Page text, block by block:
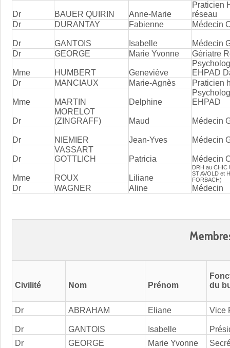
Dr BAUER QUIRIN Anne-Marie
Praticien
réseau
Dr
DURANTAY Fabienne Médecin
Dr GANTOIS Isabelle
Médecin
Dr
GEORGE Marie Yvonne Gériatre
Mme HUMBERT Geneviève
EHPAD
Dr
MANCIAUX Marie-Agnès Praticien
Mme MARTIN Delphine
EHPAD
Dr
MORELOT
(ZINGRAFF)
Maud Médecin
Dr NIEMIER Jean-Yves Médecin
Dr
VASSART
GOTTLICH
Patricia Médecin
Mme ROUX Liliane
DRH au CHIC
ST AVOLD et
FORBACH)
Dr WAGNER Aline Médecin
Civilité Nom Prénom
du
Dr ABRAHAM Eliane Vice
Dr GANTOIS Isabelle
Dr
GEORGE Marie Yvonne